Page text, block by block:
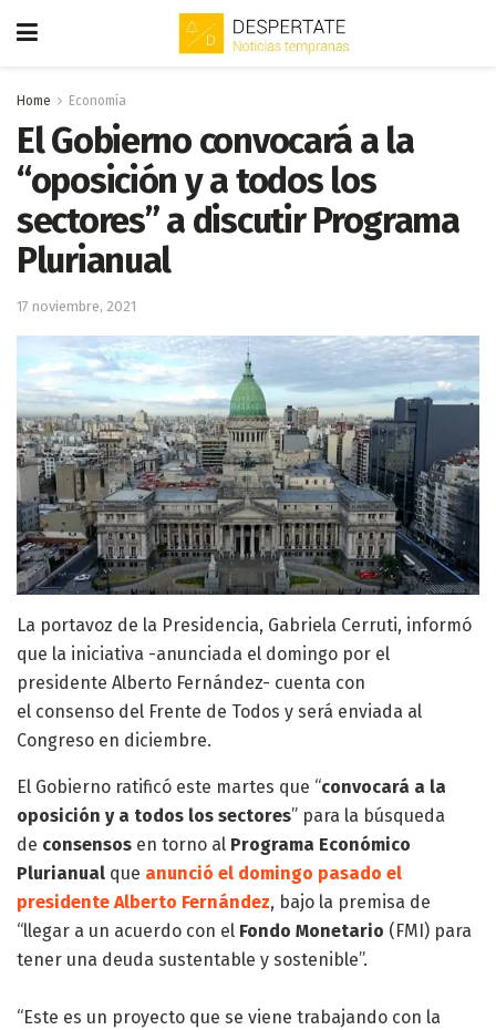
Home Economía
El Gobierno convocará a la
“oposición y a todos los
sectores” a discutir Programa
Plurianual
17 noviembre, 2021
La portavoz de la Presidencia, Gabriela Cerruti, informó
que la iniciativa -anunciada el domingo por el
presidente Alberto Fernández- cuenta con
el consenso del Frente de Todos y será enviada al
Congreso en diciembre.
El Gobierno ratificó este martes que “convocará a la
oposición y a todos los sectores” para la búsqueda
de consensos en torno al Programa Económico
Plurianual que anunció el domingo pasado el
presidente Alberto Fernández, bajo la premisa de
“llegar a un acuerdo con el Fondo Monetario (FMI) para
tener una deuda sustentable y sostenible”.
“Este es un proyecto que se viene trabajando con la